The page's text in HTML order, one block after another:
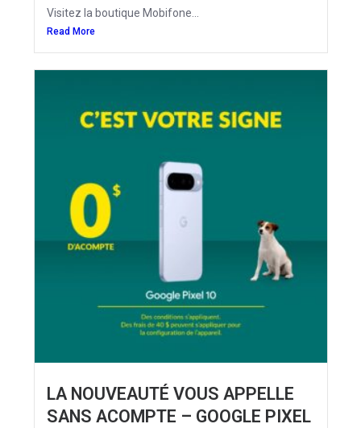
Visitez la boutique Mobifone...
Read More
LA NOUVEAUTÉ VOUS APPELLE
SANS ACOMPTE – GOOGLE PIXEL